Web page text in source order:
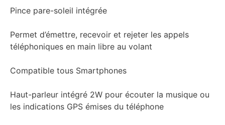
Pince pare-soleil intégrée
Permet d’émettre, recevoir et rejeter les appels
téléphoniques en main libre au volant
Compatible tous Smartphones
Haut-parleur intégré 2W pour écouter la musique ou
les indications GPS émises du téléphone